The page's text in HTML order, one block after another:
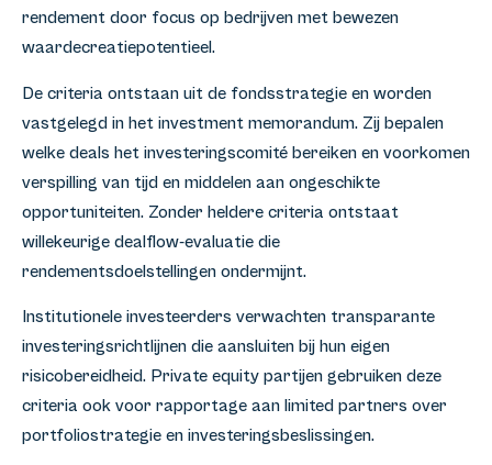
rendement door focus op bedrijven met bewezen
waardecreatiepotentieel.
De criteria ontstaan uit de fondsstrategie en worden
vastgelegd in het investment memorandum. Zij bepalen
welke deals het investeringscomité bereiken en voorkomen
verspilling van tijd en middelen aan ongeschikte
opportuniteiten. Zonder heldere criteria ontstaat
willekeurige dealflow-evaluatie die
rendementsdoelstellingen ondermijnt.
Institutionele investeerders verwachten transparante
investeringsrichtlijnen die aansluiten bij hun eigen
risicobereidheid. Private equity partijen gebruiken deze
criteria ook voor rapportage aan limited partners over
portfoliostrategie en investeringsbeslissingen.